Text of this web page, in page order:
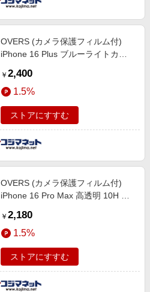
OVERS (カメラ保護フィルム付)
iPhone 16 Plus ブルーライトカッ
軍MIL規格 ガラスザムライ
GZIP1603BC1
￥ 2,400
1.5%
ストアにすすむ
OVERS (カメラ保護フィルム付)
iPhone 16 Pro Max 高透明 10H 強
格 ガラスザムライ GZIP1604KT1
￥ 2,180
1.5%
ストアにすすむ